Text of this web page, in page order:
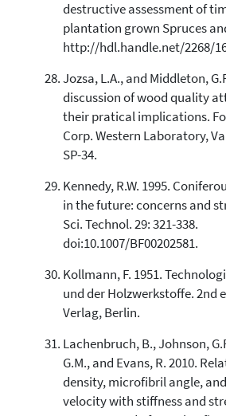
destructive assessment of
plantation grown Spruces
http://hdl.handle.net/2268/
Jozsa, L.A., and Middleton,
discussion of wood quality
their pratical implications.
Corp. Western Laboratory,
SP-34.
Kennedy, R.W. 1995.
in the future: concerns and
Sci. Technol. 29: 321-338.
doi:10.1007/BF00202581.
Kollmann, F. 1951.
und der Holzwerkstoffe. 2nd
Verlag, Berlin.
Lachenbruch, B., Johnson,
G.M., and Evans, R. 2010.
density, microfibril angle,
velocity with stiffness and